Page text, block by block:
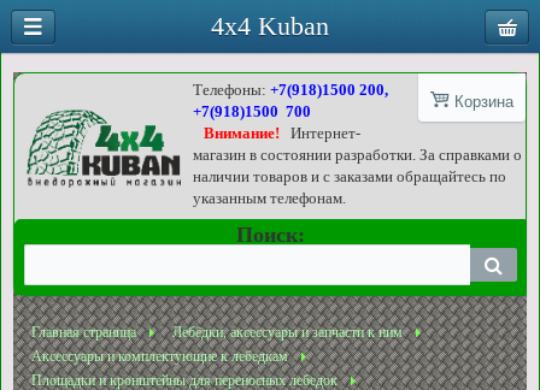
Корзина
Телефоны:+7(918)1500 200,
+7(918)1500 700
Внимание!
Интернет-
магазин в состоянии разработки. За справками о
наличии товаров и с заказами обращайтесь по
указанным телефонам.
Поиск:
Главная страница
Лебёдки, аксессуары и запчасти к ним
Аксессуары и комплектующие к лебедкам
Площадки и кронштейны для переносных лебедок
4x4 Kuban